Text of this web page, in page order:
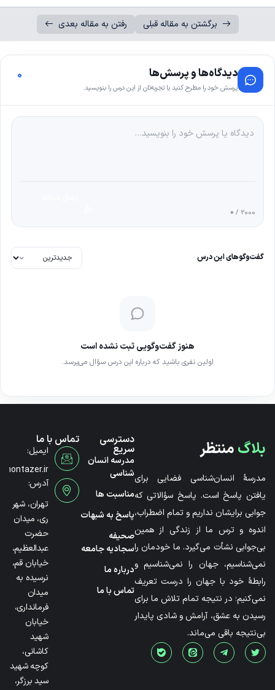
برگشتن به مقاله قبلی رفتن به مقاله بعدی
دیدگاه‌ها و پرسش‌ها
پرسش خود را مطرح کنید یا تجربه‌تان از این درس را بنویسید.
0
0 / 2000
گفت‌وگوهای این درس
هنوز گفت‌وگویی ثبت نشده است
اولین نفری باشید که درباره این درس سؤال می‌پرسد.
بلاگمنتظر
مدرسۀ انسان‌شناسی فضایی برای
یافتن پاسخ است. پاسخ سؤالاتی که
جوابی برایشان نداریم و تمام اضطراب،
اندوه و ترس ما از زندگی از همین
بی‌جوابی نشأت می‌گیرد. ما خودمان را
نمی‌شناسیم، جهان را نمی‌شناسیم و
رابطۀ خود با جهان را درست تعریف
نمی‌کنیم؛ در نتیجه تمام تلاش ما برای
رسیدن به عشق، آرامش و شادی پایدار
بی‌نتیجه باقی می‌ماند.
دسترسی
سریع
مدرسه انسان
شناسی
مناسبت ها
پاسخ به شبهات
صحیفه
سجادیه جامعه
درباره ما
تماس با ما
تماس با ما
ایمیل:
آدرس:
تهران، شهر
ری، میدان
حضرت
عبدالعظیم،
خیابان قم،
نرسیده به
میدان
فرمانداری،
خیابان
شهید
کاشانی،
کوچه شهید
سید برزگر،